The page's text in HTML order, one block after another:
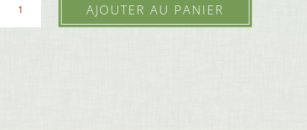
de
AJOUTER AU PANIER